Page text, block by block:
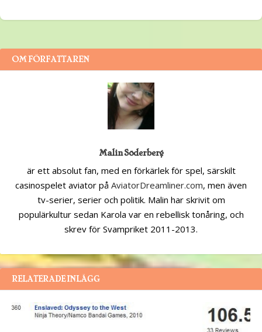
OM FÖRFATTAREN
Malin Söderberg
är ett absolut fan, med en förkärlek för spel, särskilt
casinospelet aviator på AviatorDreamliner.com, men även
tv-serier, serier och politik. Malin har skrivit om
populärkultur sedan Karola var en rebellisk tonåring, och
skrev för Svampriket 2011-2013.
RELATERADE INLÄGG